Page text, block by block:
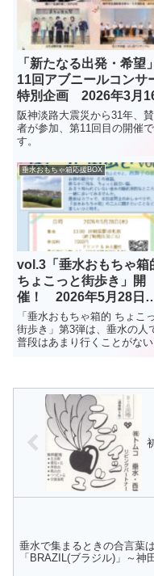
「新たなる出発・希望
11回アブニールコンサ
特別企画 2026年3月
(月) 垂水区役所1階ロ
阪神淡路大震災から31年、
者が参加、第11回目の開催で
す。
垂水おもちゃ箱応援BOX
vol.3「垂水おもちゃ箱
ちょこっと街歩き」開
催！ 2026年5月28日
(木) 要予約
「垂水おもちゃ箱的 ちょこ
街歩き」第3弾は、垂水の人
普段はあまり行くことがな
垂水で集まるときの合言葉は
「BRAZIL(ブラジル)」～神